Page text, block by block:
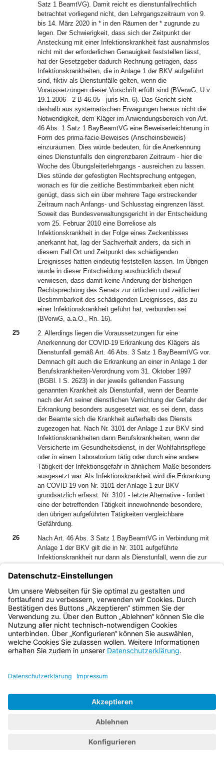
Satz 1 BeamtVG). Damit reicht es dienstunfallrechtlich
betrachtet vorliegend nicht, den Lehrgangszeitraum von 9.
bis 14. März 2020 in * in den Räumen der * zugrunde zu
legen. Der Schwierigkeit, dass sich der Zeitpunkt der
Ansteckung mit einer Infektionskrankheit fast ausnahmslos
nicht mit der erforderlichen Genauigkeit feststellen lässt,
hat der Gesetzgeber dadurch Rechnung getragen, dass
Infektionskrankheiten, die in Anlage 1 der BKV aufgeführt
sind, fiktiv als Dienstunfälle gelten, wenn die
Voraussetzungen dieser Vorschrift erfüllt sind (BVerwG, U.v.
19.1.2006 - 2 B 46.05 - juris Rn. 6). Das Gericht sieht
deshalb aus systematischen Erwägungen heraus nicht die
Notwendigkeit, dem Kläger im Anwendungsbereich von Art.
46 Abs. 1 Satz 1 BayBeamtVG eine Beweiserleichterung in
Form des prima-facie-Beweises (Anscheinsbeweis)
einzuräumen. Dies würde bedeuten, für die Anerkennung
eines Dienstunfalls den eingrenzbaren Zeitraum - hier die
Woche des Übungsleiterlehrgangs - ausreichen zu lassen.
Dies stünde der gefestigten Rechtsprechung entgegen,
wonach es für die zeitliche Bestimmbarkeit eben nicht
genügt, dass sich ein über mehrere Tage erstreckender
Zeitraum nach Anfangs- und Schlusstag eingrenzen lässt.
Soweit das Bundesverwaltungsgericht in der Entscheidung
vom 25. Februar 2010 eine Borreliose als
Infektionskrankheit in der Folge eines Zeckenbisses
anerkannt hat, lag der Sachverhalt anders, da sich in
diesem Fall Ort und Zeitpunkt des schädigenden
Ereignisses hatten eindeutig feststellen lassen. Im Übrigen
wurde in dieser Entscheidung ausdrücklich darauf
verwiesen, dass damit keine Änderung der bisherigen
Rechtsprechung des Senats zur örtlichen und zeitlichen
Bestimmbarkeit des schädigenden Ereignisses, das zu
einer Infektionskrankheit geführt hat, verbunden sei
(BVerwG, a.a.O., Rn. 16).
25
2. Allerdings liegen die Voraussetzungen für eine
Anerkennung der COVID-19 Erkrankung des Klägers als
Dienstunfall gemäß Art. 46 Abs. 3 Satz 1 BayBeamtVG vor.
Demnach gilt auch die Erkrankung an einer in Anlage 1 der
Berufskrankheiten-Verordnung vom 31. Oktober 1997
(BGBl. I S. 2623) in der jeweils geltenden Fassung
genannten Krankheit als Dienstunfall, wenn der Beamte
nach der Art seiner dienstlichen Verrichtung der Gefahr der
Erkrankung besonders ausgesetzt war, es sei denn, dass
der Beamte sich die Krankheit außerhalb des Diensts
zugezogen hat. Nach Nr. 3101 der Anlage 1 zur BKV sind
Infektionskrankheiten dann Berufskrankheiten, wenn der
Versicherte im Gesundheitsdienst, in der Wohlfahrtspflege
oder in einem Laboratorium tätig oder durch eine andere
Tätigkeit der Infektionsgefahr in ähnlichem Maße besonders
ausgesetzt war. Als Infektionskrankheit wird die Erkrankung
an COVID-19 von Nr. 3101 der Anlage 1 zur BKV
grundsätzlich erfasst. Nr. 3101 - letzte Alternative - fordert
eine der betreffenden Tätigkeit innewohnende besondere,
den übrigen aufgeführten Tätigkeiten vergleichbare
Gefährdung.
26
Nach Art. 46 Abs. 3 Satz 1 BayBeamtVG in Verbindung mit
Anlage 1 der BKV gilt die in Nr. 3101 aufgeführte
Infektionskrankheit nur dann als Dienstunfall, wenn die zur
erfahrungsgemäß im ganzen gesehen ihrer Art nach unter
bestehenden tatsächlichen Verhältnissen und
Begleitumständen eine hohe Wahrscheinlichkeit der
Erkrankung in sich birgt (vgl. z.B. BVerwG, U.v. 28.1.1993 -
2 C 22.90 - juris Rn. 12 zu § 31 Abs. 3 Satz 1 BeamtVG).
Diese besondere Gefährdung muss für die dienstliche
Verrichtung typisch und in erheblich höherem Maße als bei
der übrigen Bevölkerung vorhanden sein. Art. 46 Abs. 3
den Dienstobliegenheiten anhaftet. Vielmehr genügt es,
Verrichtung ihrer Art nach eigentümlich ist, allerdings nur
dann, wenn sich die Erkrankung als typische Folge des
Dienstes darstellt; maßgebend kommt es darauf an, ob die
ausgeübte dienstliche Tätigkeit erfahrungsgemäß eine hohe
Wahrscheinlichkeit der Erkrankung gerade an dieser